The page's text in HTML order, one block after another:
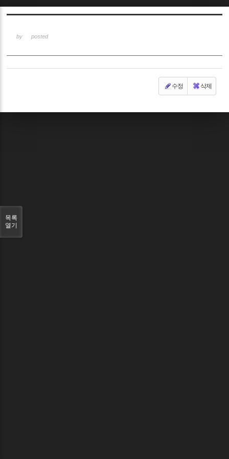
by posted
수정 삭제
목록
열기
Sketchbook5, 스케치북5
Sketchbook5, 스케치북5